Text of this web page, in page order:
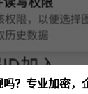
？专业加密，